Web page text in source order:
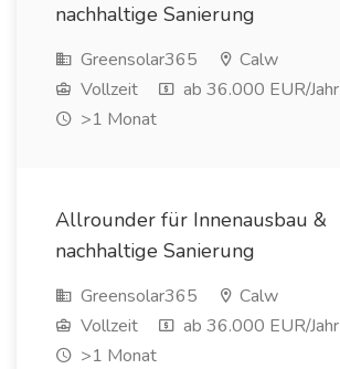
nachhaltige Sanierung
Greensolar365
Calw
Vollzeit
ab 36.000 EUR/Jahr
>1 Monat
Allrounder für Innenausbau &
nachhaltige Sanierung
Greensolar365
Calw
Vollzeit
ab 36.000 EUR/Jahr
>1 Monat